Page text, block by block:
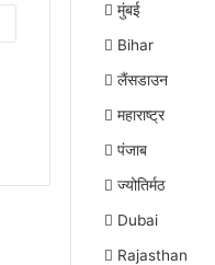
मुंबई
Bihar
लैंसडाउन
महाराष्ट्र
पंजाब
ज्योतिर्मठ
Dubai
Rajasthan